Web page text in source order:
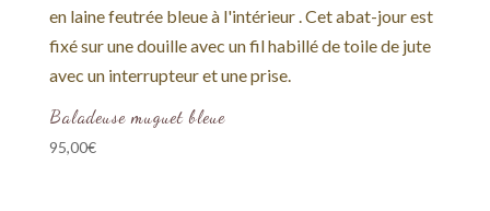
à
90,00€
Baladeuse muguet bleue
95,00€